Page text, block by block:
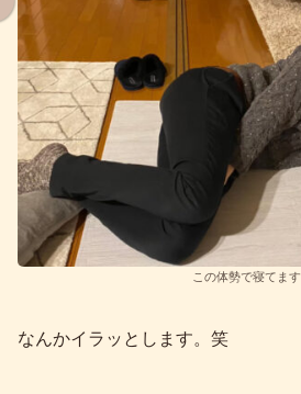
この体勢で寝てます
なんかイラッとします。笑